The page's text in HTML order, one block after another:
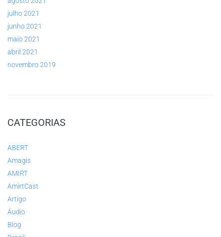
julho 2021
junho 2021
maio 2021
abril 2021
novembro 2019
CATEGORIAS
ABERT
Amagis
AMIRT
AmirtCast
Artigo
Áudio
Blog